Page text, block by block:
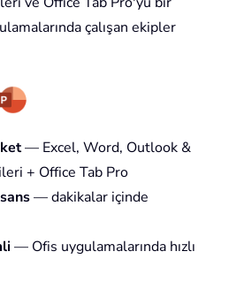
çalışan ekipler
— Excel, Word, Outlook &
+ Office Tab Pro
— dakikalar içinde
— Ofis uygulamalarında hızlı